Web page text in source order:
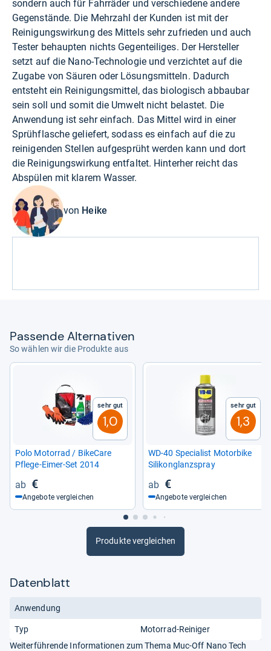
sondern auch für Fahrräder und verschiedene andere
Gegenstände. Die Mehrzahl der Kunden ist mit der
Reinigungswirkung des Mittels sehr zufrieden und auch
Tester behaupten nichts Gegenteiliges. Der Hersteller
setzt auf die Nano-Technologie und verzichtet auf die
Zugabe von Säuren oder Lösungsmitteln. Dadurch
entsteht ein Reinigungsmittel, das biologisch abbaubar
sein soll und somit die Umwelt nicht belastet. Die
Anwendung ist sehr einfach. Das Mittel wird in einer
Sprühflasche geliefert, sodass es einfach auf die zu
reinigenden Stellen aufgesprüht werden kann und dort
die Reinigungswirkung entfaltet. Hinterher reicht das
Abspülen mit klarem Wasser.
von Heike
Pas­sende Alter­na­ti­ven
So wählen wir die Produkte aus
Sehr gut
1,0
Polo Motor­rad / Bike­Care
Pflege-​Eimer-​Set 2014
€
Angebote vergleichen
Sehr gut
1,3
WD-​40 Spe­cia­list Motor­bike
Sili­konglanz­spray
€
Angebote vergleichen
Produkte vergleichen
Datenblatt
Anwendung
Typ
Motorrad-Reiniger
Weiterführende Informationen zum Thema Muc-Off Nano Tech